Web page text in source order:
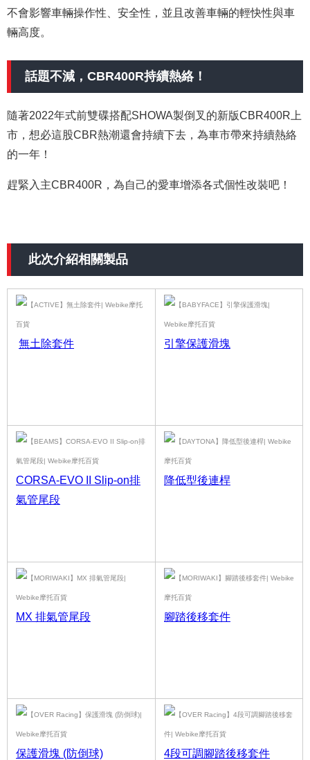
不會影響車輛操作性、安全性，並且改善車輛的輕快性與車
輛高度。
話題不減，CBR400R持續熱絡！
隨著2022年式前雙碟搭配SHOWA製倒叉的新版CBR400R上
市，想必這股CBR熱潮還會持續下去，為車市帶來持續熱絡
的一年！
趕緊入主CBR400R，為自己的愛車增添各式個性改裝吧！
此次介紹相關製品
無土除套件 引擎保護滑塊
CORSA-EVO II Slip-on排
氣管尾段
降低型後連桿
MX 排氣管尾段 腳踏後移套件
保護滑塊 (防倒球) 4段可調腳踏後移套件